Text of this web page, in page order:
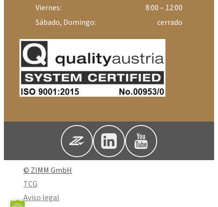
Viernes:
8:00 – 12:00
Sábado, Domingo:
cerrado
© ZIMM GmbH
TCG
Aviso legal